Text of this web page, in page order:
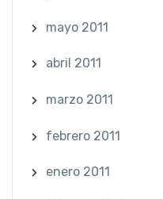
mayo 2011
abril 2011
marzo 2011
febrero 2011
enero 2011